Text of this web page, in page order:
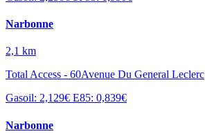
Narbonne
2,1 km
Total Access - 60Avenue Du General Leclerc
Gasoil: 2,129€ E85: 0,839€
Narbonne